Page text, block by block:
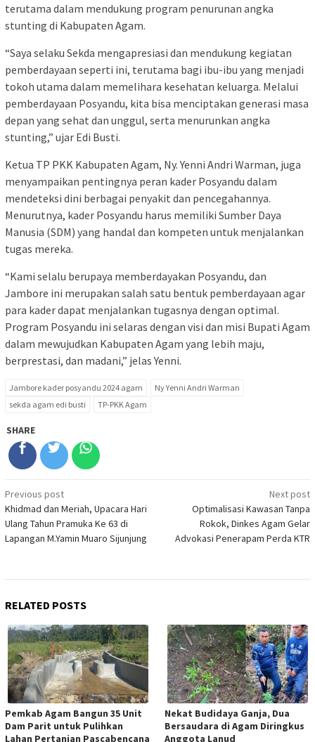
terutama dalam mendukung program penurunan angka
stunting di Kabupaten Agam.
“Saya selaku Sekda mengapresiasi dan mendukung kegiatan
pemberdayaan seperti ini, terutama bagi ibu-ibu yang menjadi
tokoh utama dalam memelihara kesehatan keluarga. Melalui
pemberdayaan Posyandu, kita bisa menciptakan generasi masa
depan yang sehat dan unggul, serta menurunkan angka
stunting,” ujar Edi Busti.
Ketua TP PKK Kabupaten Agam, Ny. Yenni Andri Warman, juga
menyampaikan pentingnya peran kader Posyandu dalam
mendeteksi dini berbagai penyakit dan pencegahannya.
Menurutnya, kader Posyandu harus memiliki Sumber Daya
Manusia (SDM) yang handal dan kompeten untuk menjalankan
tugas mereka.
“Kami selalu berupaya memberdayakan Posyandu, dan
Jambore ini merupakan salah satu bentuk pemberdayaan agar
para kader dapat menjalankan tugasnya dengan optimal.
Program Posyandu ini selaras dengan visi dan misi Bupati Agam
dalam mewujudkan Kabupaten Agam yang lebih maju,
berprestasi, dan madani,” jelas Yenni.
Jambore kader posyandu 2024 agam
Ny Yenni Andri Warman
sekda agam edi busti
TP-PKK Agam
SHARE
Post
navigation
Previous post
Khidmad dan Meriah, Upacara Hari
Ulang Tahun Pramuka Ke 63 di
Lapangan M.Yamin Muaro Sijunjung
Next post
Optimalisasi Kawasan Tanpa
Rokok, Dinkes Agam Gelar
Advokasi Penerapam Perda KTR
RELATED POSTS
Pemkab Agam Bangun 35 Unit
Dam Parit untuk Pulihkan
Lahan Pertanian Pascabencana
Nekat Budidaya Ganja, Dua
Bersaudara di Agam Diringkus
Anggota Lanud